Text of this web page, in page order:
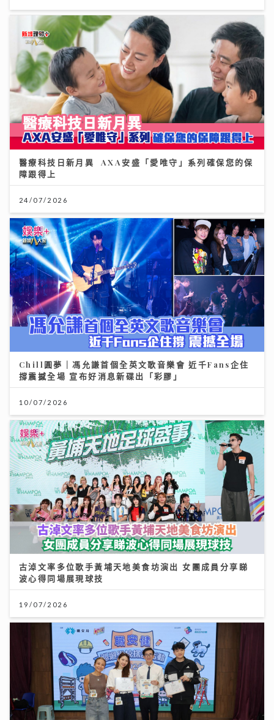
醫療科技日新月異 AXA安盛「愛唯守」系列確保您的保
障跟得上
24/07/2026
Chill圓夢｜馮允謙首個全英文歌音樂會 近千Fans企住
撐震撼全場 宣布好消息新碟出「彩膠」
10/07/2026
古淖文率多位歌手黃埔天地美食坊演出 女團成員分享睇
波心得同場展現球技
19/07/2026